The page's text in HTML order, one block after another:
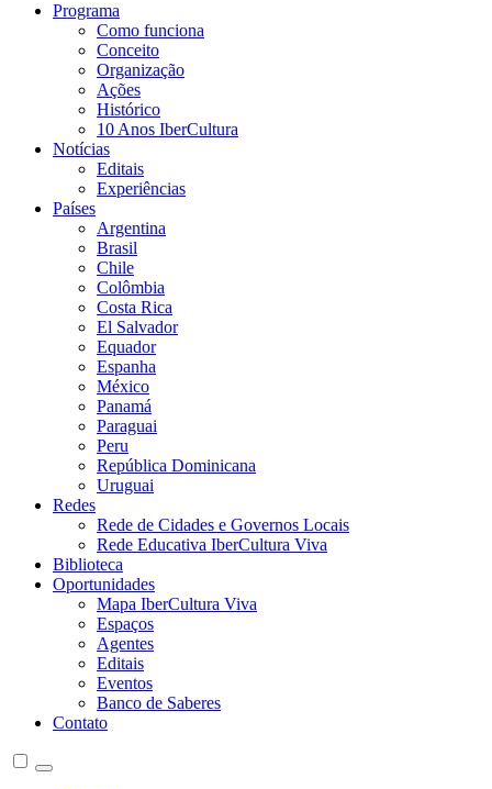
Programa
Como funciona
Conceito
Organização
Ações
Histórico
10 Anos IberCultura
Notícias
Editais
Experiências
Países
Argentina
Brasil
Chile
Colômbia
Costa Rica
El Salvador
Equador
Espanha
México
Panamá
Paraguai
Peru
República Dominicana
Uruguai
Redes
Rede de Cidades e Governos Locais
Rede Educativa IberCultura Viva
Biblioteca
Oportunidades
Mapa IberCultura Viva
Espaços
Agentes
Editais
Eventos
Banco de Saberes
Contato